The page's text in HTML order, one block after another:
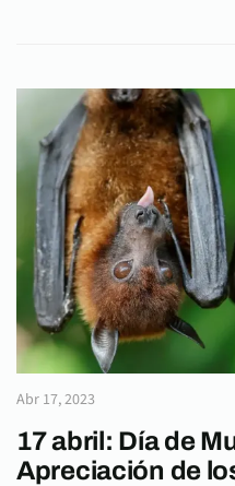
Abr 17, 2023
17 abril: Día de
Apreciación de